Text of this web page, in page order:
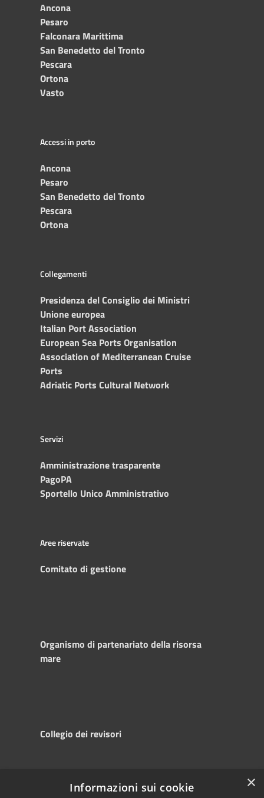
Ancona
Pesaro
Falconara Marittima
San Benedetto del Tronto
Pescara
Ortona
Vasto
Accessi in porto
Ancona
Pesaro
San Benedetto del Tronto
Pescara
Ortona
Collegamenti
Presidenza del Consiglio dei Ministri
Unione europea
Italian Port Association
European Sea Ports Organisation
Association of Mediterranean Cruise
Ports
Adriatic Ports Cultural Network
Servizi
Amministrazione trasparente
PagoPA
Sportello Unico Amministrativo
Aree riservate
Comitato di gestione
Organismo di partenariato della risorsa
mare
Collegio dei revisori
Copyright © 2025
×
Informazioni sui cookie